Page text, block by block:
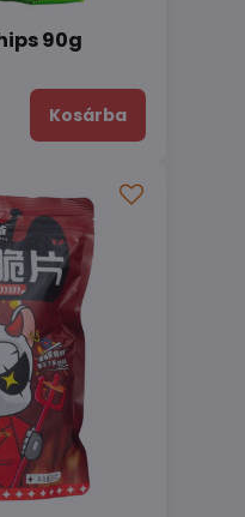
90g
Kosárba